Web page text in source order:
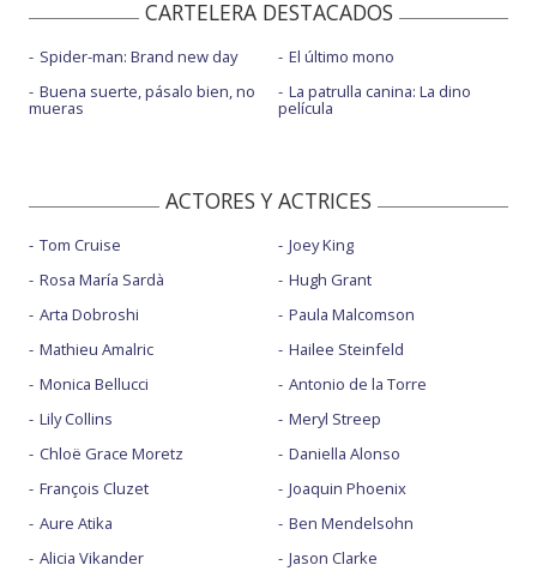
CARTELERA DESTACADOS
Spider-man: Brand new day
Buena suerte, pásalo bien, no
mueras
El último mono
La patrulla canina: La dino
película
ACTORES Y ACTRICES
Tom Cruise
Rosa María Sardà
Arta Dobroshi
Mathieu Amalric
Monica Bellucci
Lily Collins
Chloë Grace Moretz
François Cluzet
Aure Atika
Alicia Vikander
Joey King
Hugh Grant
Paula Malcomson
Hailee Steinfeld
Antonio de la Torre
Meryl Streep
Daniella Alonso
Joaquin Phoenix
Ben Mendelsohn
Jason Clarke